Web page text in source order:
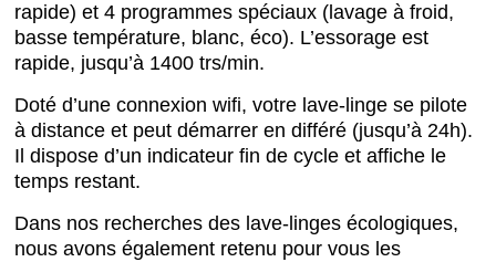
rapide) et 4 programmes spéciaux (lavage à froid,
basse température, blanc, éco). L’essorage est
rapide, jusqu’à 1400 trs/min.
Doté d’une connexion wifi, votre lave-linge se pilote
à distance et peut démarrer en différé (jusqu’à 24h).
Il dispose d’un indicateur fin de cycle et affiche le
temps restant.
Dans nos recherches des lave-linges écologiques,
nous avons également retenu pour vous les